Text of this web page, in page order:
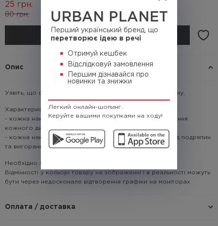
URBAN PLANET
Перший український бренд, що
перетворює ідею в речі
Отримуй кешбек
Відслідковуй замовлення
Першим дізнавайся про
новинки та знижки
Легкий онлайн-шопинг.
Керуйте вашими покупками на ходу!
80 грн.
25 грн.
(Кешбек 2.5 грн.)
КУПИТИ
Опис
Уявіть, що саме такі роботи оточують нас в майбутньому,
Характеристики:
- кожна наклейка прорізана по контуру для використання
кожного дизайну окремо.
- кожна наклейка покрита ламінуванням для захисту від подряпин
та вигорання кольору.
Необхідно знати!
Відмінності у кольорі товару на зображенні і в реальності можуть
бути через недосконале відтворення графіки на моніторах
Оплата / доставка